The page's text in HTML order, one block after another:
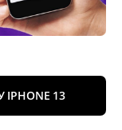
13